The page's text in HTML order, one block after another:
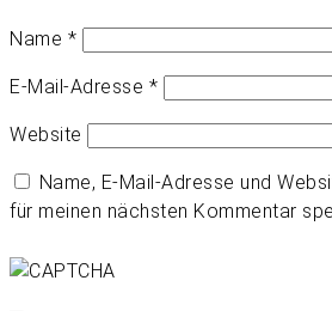
Name *
E-Mail-Adresse *
Website
Name, E-Mail-Adresse und
für meinen nächsten Kommentar